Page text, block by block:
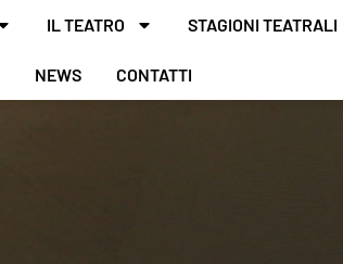
IL TEATRO STAGIONI TEATRALI
NEWS CONTATTI